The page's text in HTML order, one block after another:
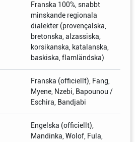
Franska 100%, snabbt
minskande regionala
dialekter (provençalska,
bretonska, alzassiska,
korsikanska, katalanska,
baskiska, flamländska)
Franska (officiellt), Fang,
Myene, Nzebi, Bapounou /
Eschira, Bandjabi
Engelska (officiellt),
Mandinka, Wolof, Fula,